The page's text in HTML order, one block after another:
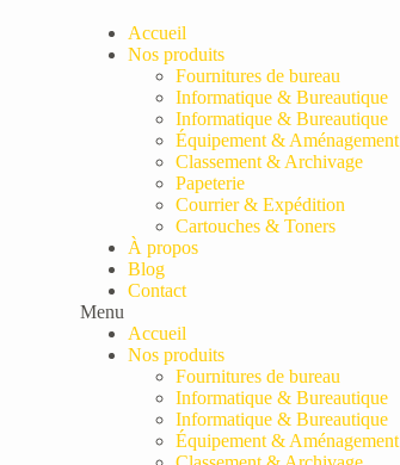
Accueil
Nos produits
Fournitures de bureau
Informatique & Bureautique
Informatique & Bureautique
Équipement & Aménagement
Classement & Archivage
Papeterie
Courrier & Expédition
Cartouches & Toners
À propos
Blog
Contact
Menu
Accueil
Nos produits
Fournitures de bureau
Informatique & Bureautique
Informatique & Bureautique
Équipement & Aménagement